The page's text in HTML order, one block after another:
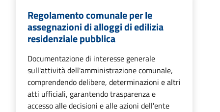
Regolamento comunale per le
assegnazioni di alloggi di edilizia
residenziale pubblica
Documentazione di interesse generale
sull'attività dell'amministrazione comunale,
comprendendo delibere, determinazioni e altri
atti ufficiali, garantendo trasparenza e
accesso alle decisioni e alle azioni dell'ente